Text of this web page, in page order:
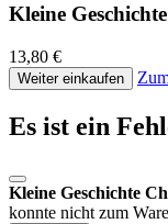
Kleine
13,80 €
Weiter einkaufen
Es ist ein
Kleine Geschichte
konnte nicht zum